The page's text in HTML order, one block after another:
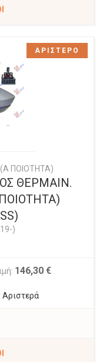
ΠΟΙΟΤΗΤΑ)
ΘΕΡΜΑΙΝ.
)
146,30 €
Αριστερά
ΑΡΙΣΤΕΡΟ